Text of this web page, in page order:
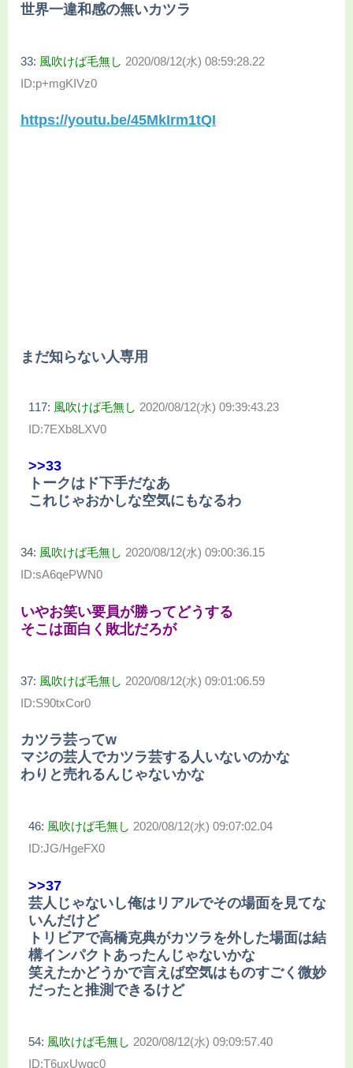
世界一違和感の無いカツラ
33: 風吹けば毛無し 2020/08/12(水) 08:59:28.22
ID:p+mgKIVz0
https://youtu.be/45MkIrm1tQI
まだ知らない人専用
117: 風吹けば毛無し 2020/08/12(水) 09:39:43.23
ID:7EXb8LXV0
>>33
トークはド下手だなあ
これじゃおかしな空気にもなるわ
34: 風吹けば毛無し 2020/08/12(水) 09:00:36.15
ID:sA6qePWN0
いやお笑い要員が勝ってどうする
そこは面白く敗北だろが
37: 風吹けば毛無し 2020/08/12(水) 09:01:06.59
ID:S90txCor0
カツラ芸ってw
マジの芸人でカツラ芸する人いないのかな
わりと売れるんじゃないかな
46: 風吹けば毛無し 2020/08/12(水) 09:07:02.04
ID:JG/HgeFX0
>>37
芸人じゃないし俺はリアルでその場面を見てな
いんだけど
トリビアで高橋克典がカツラを外した場面は結
構インパクトあったんじゃないかな
笑えたかどうかで言えば空気はものすごく微妙
だったと推測できるけど
54: 風吹けば毛無し 2020/08/12(水) 09:09:57.40
ID:T6uxUwgc0